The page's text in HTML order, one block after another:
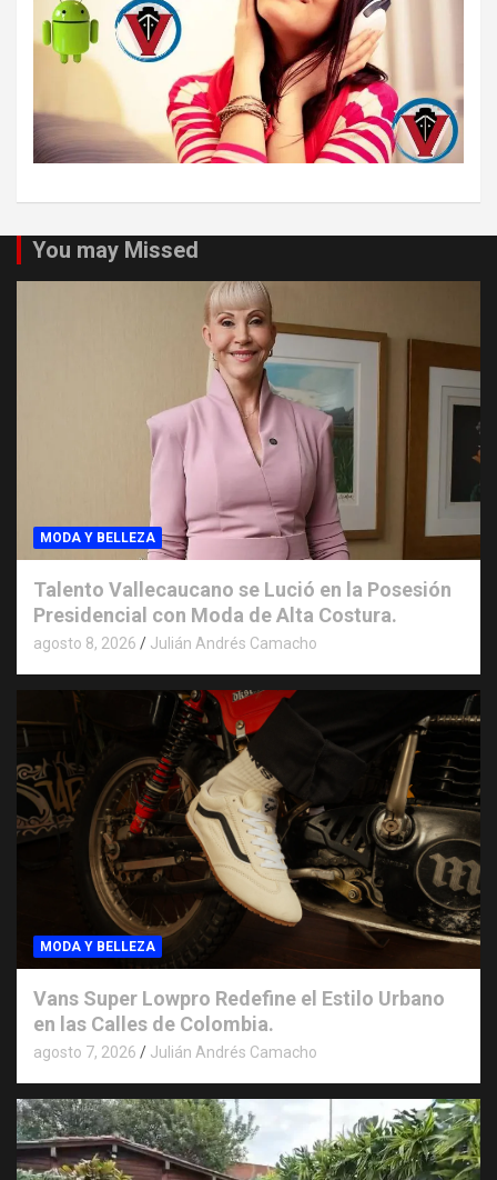
You may Missed
MODA Y BELLEZA
Talento Vallecaucano se Lució en la Posesión
Presidencial con Moda de Alta Costura.
agosto 8, 2026 Julián Andrés Camacho
MODA Y BELLEZA
Vans Super Lowpro Redefine el Estilo Urbano
en las Calles de Colombia.
agosto 7, 2026 Julián Andrés Camacho